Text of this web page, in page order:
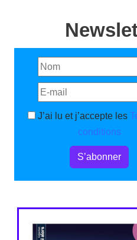
J’ai lu et j’accepte les
conditions
S’abonner